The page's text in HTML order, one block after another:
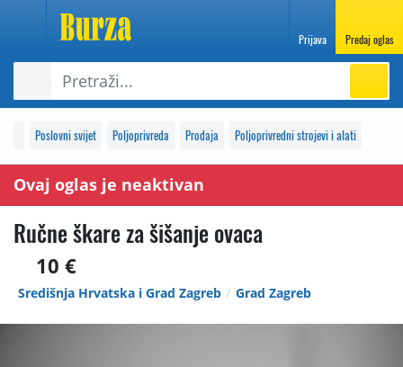
Prijava Predaj oglas
Poslovni svijet Poljoprivreda Prodaja Poljoprivredni strojevi i alati
Ovaj oglas je neaktivan
Ručne škare za šišanje ovaca
10 €
Središnja Hrvatska i Grad Zagreb Grad Zagreb